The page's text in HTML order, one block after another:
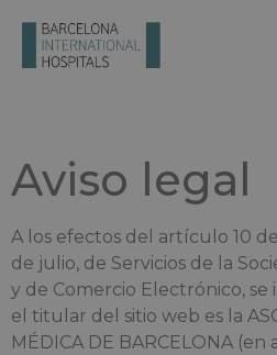
Aviso legal
A los efectos del artículo 10
de julio, de Servicios de la
y de Comercio Electrónico,
el titular del sitio web es la
MÉDICA DE BARCELONA